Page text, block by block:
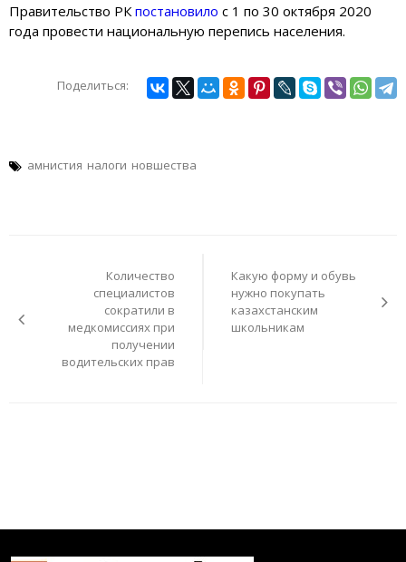
Правительство РК постановило с 1 по 30 октября 2020
года провести национальную перепись населения.
Поделиться:
амнистия налоги новшества
Количество
специалистов
сократили в
медкомиссиях при
получении
водительских прав
Какую форму и обувь
нужно покупать
казахстанским
школьникам